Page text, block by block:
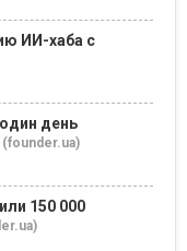
ИИ-хаба с
день
(founder.ua)
150 000